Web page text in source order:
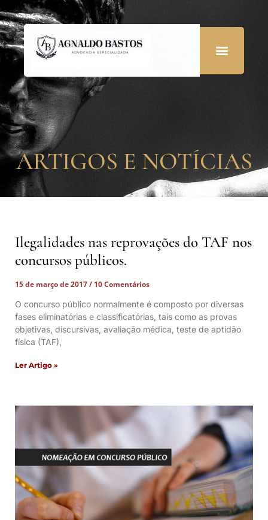
ARTIGOS E NOTÍCIAS
Ilegalidades nas reprovações do TAF nos
concursos públicos.
15 de março de 2017
10 Comentários
O concurso público normalmente é composto por diversas
fases eliminatórias e classificatórias, tais como as provas
objetivas, discursivas, avaliação médica, teste de aptidão
física (TAF),
Ler Artigo »